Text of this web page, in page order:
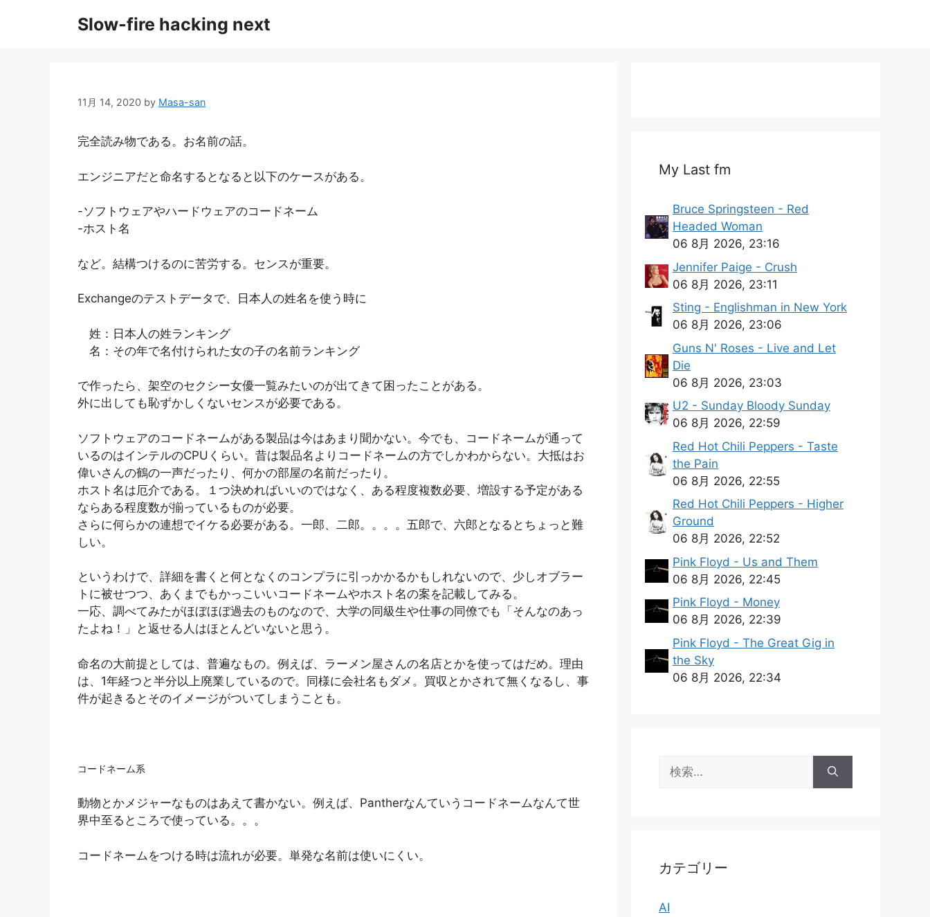
Slow-fire hacking next
11月 14, 2020 by Masa-san
完全読み物である。お名前の話。
エンジニアだと命名するとなると以下のケースがある。
-ソフトウェアやハードウェアのコードネーム
-ホスト名
など。結構つけるのに苦労する。センスが重要。
Exchangeのテストデータで、日本人の姓名を使う時に
姓：日本人の姓ランキング
名：その年で名付けられた女の子の名前ランキング
で作ったら、架空のセクシー女優一覧みたいのが出てきて困ったことがある。
外に出しても恥ずかしくないセンスが必要である。
ソフトウェアのコードネームがある製品は今はあまり聞かない。今でも、コードネームが通って
いるのはインテルのCPUくらい。昔は製品名よりコードネームの方でしかわからない。大抵はお
偉いさんの鶴の一声だったり、何かの部屋の名前だったり。
ホスト名は厄介である。１つ決めればいいのではなく、ある程度複数必要、増設する予定がある
ならある程度数が揃っているものが必要。
さらに何らかの連想でイケる必要がある。一郎、二郎。。。。五郎で、六郎となるとちょっと難
しい。
というわけで、詳細を書くと何となくのコンプラに引っかかるかもしれないので、少しオブラー
トに被せつつ、あくまでもかっこいいコードネームやホスト名の案を記載してみる。
一応、調べてみたがほぼほぼ過去のものなので、大学の同級生や仕事の同僚でも「そんなのあっ
たよね！」と返せる人はほとんどいないと思う。
命名の大前提としては、普遍なもの。例えば、ラーメン屋さんの名店とかを使ってはだめ。理由
は、1年経つと半分以上廃業しているので。同様に会社名もダメ。買収とかされて無くなるし、事
件が起きるとそのイメージがついてしまうことも。
コードネーム系
動物とかメジャーなものはあえて書かない。例えば、Pantherなんていうコードネームなんて世
界中至るところで使っている。。。
コードネームをつける時は流れが必要。単発な名前は使いにくい。
My Last fm
Bruce Springsteen - Red
Headed Woman
06 8月 2026, 23:16
Jennifer Paige - Crush
06 8月 2026, 23:11
Sting - Englishman in New York
06 8月 2026, 23:06
Guns N' Roses - Live and Let
Die
06 8月 2026, 23:03
U2 - Sunday Bloody Sunday
06 8月 2026, 22:59
Red Hot Chili Peppers - Taste
the Pain
06 8月 2026, 22:55
Red Hot Chili Peppers - Higher
Ground
06 8月 2026, 22:52
Pink Floyd - Us and Them
06 8月 2026, 22:45
Pink Floyd - Money
06 8月 2026, 22:39
Pink Floyd - The Great Gig in
the Sky
06 8月 2026, 22:34
索:
カテゴリー
AI